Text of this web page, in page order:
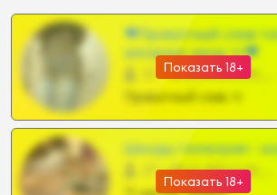
Показать 18+
❤Приватный слив
шкодных шкур тг❤
57 •
Приватный слив тг
Показать 18+
Шкоды телеграм -
27 •